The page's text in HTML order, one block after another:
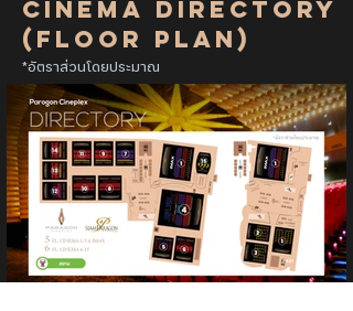
Cinema Directory
(Floor Plan)
*อัตราส่วนโดยประมาณ